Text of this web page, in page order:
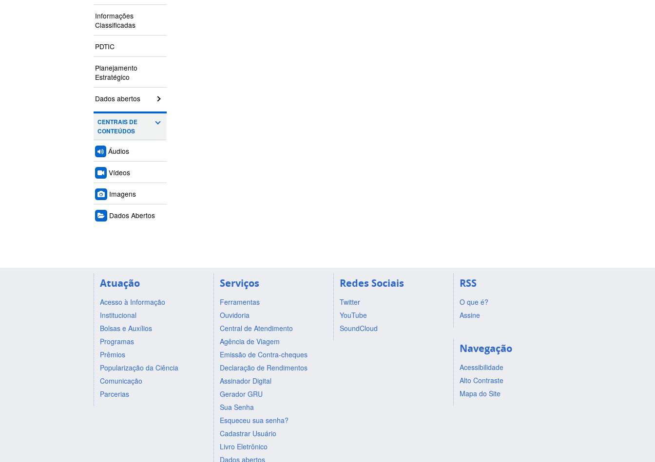
Informações
Classificadas
PDTIC
Planejamento
Estratégico
Dados abertos
CENTRAIS DE
CONTEÚDOS
Áudios
Vídeos
Imagens
Dados Abertos
Atuação
Acesso à Informação
Institucional
Bolsas e Auxílios
Programas
Prêmios
Popularização da Ciência
Comunicação
Parcerias
Serviços
Ferramentas
Ouvidoria
Central de Atendimento
Agência de Viagem
Emissão de Contra-cheques
Declaração de Rendimentos
Assinador Digital
Gerador GRU
Sua Senha
Esqueceu sua senha?
Cadastrar Usuário
Livro Eletrônico
Dados abertos
Redes Sociais
Twitter
YouTube
SoundCloud
RSS
O que é?
Assine
Navegação
Acessibilidade
Alto Contraste
Mapa do Site